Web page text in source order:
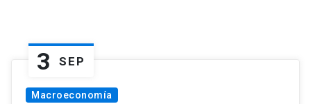
3 SEP
Macroeconomía